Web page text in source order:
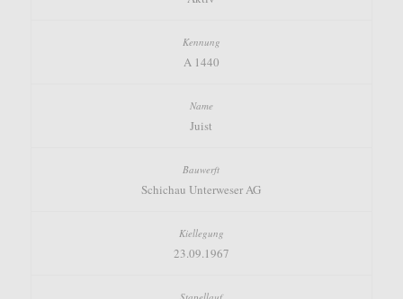
A 1440
Juist
Schichau Unterweser AG
23.09.1967